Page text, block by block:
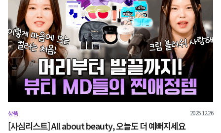
상품 2025.12.26
[사심리스트] All about beauty, 오늘도 더 예뻐지세요